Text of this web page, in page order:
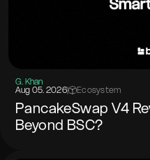
G. Khan
Aug 05. 2026| Ecosystem
PancakeSwap V4
Beyond BSC?